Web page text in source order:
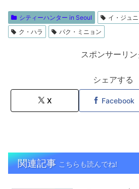
シティーハンター in Seoul イ・ジュ
ク・ハラ
パク・ミニョン
スポンサーリン
シェアする
X Facebook
関連記事 こちらも読んでね!